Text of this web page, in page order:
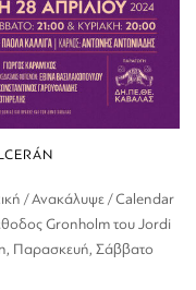
/ Ανακάλυψε / Calendar
Gronholm του Jordi
Παρασκευή, Σάββατο